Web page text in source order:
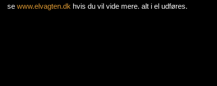
se www.elvagten.dk hvis du vil vide mere. alt i el udføres.